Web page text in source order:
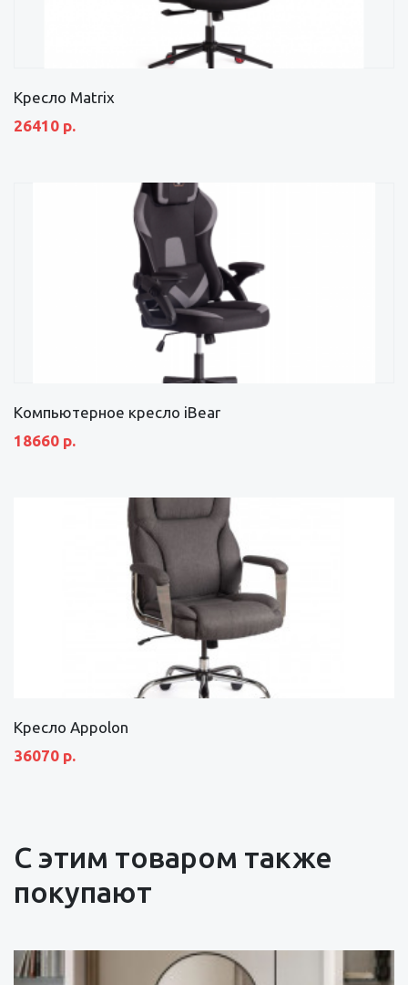
Кресло Matrix
26410 р.
Компьютерное кресло iBear
18660 р.
Кресло Appolon
36070 р.
С этим товаром также
покупают